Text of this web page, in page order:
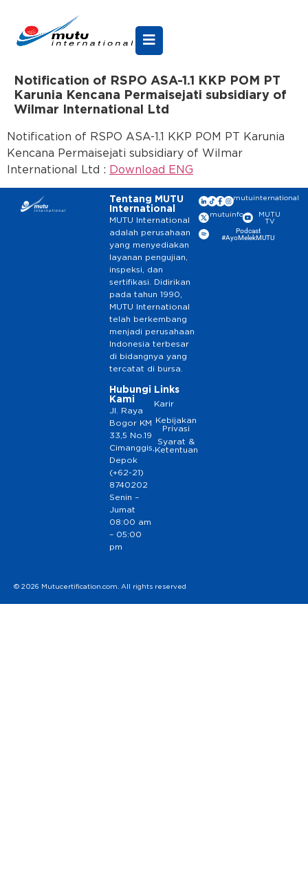
Notification of RSPO ASA-1.1 KKP POM PT
Karunia Kencana Permaisejati subsidiary of
Wilmar International Ltd
Notification of RSPO ASA-1.1 KKP POM PT Karunia
Kencana Permaisejati subsidiary of Wilmar
International Ltd : Download ENG
Tentang MUTU
International
MUTU International
adalah perusahaan
yang menyediakan
layanan pengujian,
inspeksi, dan
sertifikasi. Didirikan
pada tahun 1990,
MUTU International
telah berkembang
menjadi perusahaan
Indonesia terbesar
di bidangnya yang
tercatat di bursa.
Hubungi
Kami
Jl. Raya
Bogor KM
33,5 No.19
Cimanggis,
Depok
(+62-21)
8740202
Senin –
Jumat
08:00 am
– 05:00
pm
Links
Karir
Kebijakan
Privasi
Syarat &
Ketentuan
mutuinternational
mutuinfo
MUTU
TV
Podcast
#AyoMelekMUTU
© 2026 Mutucertification.com. All rights reserved